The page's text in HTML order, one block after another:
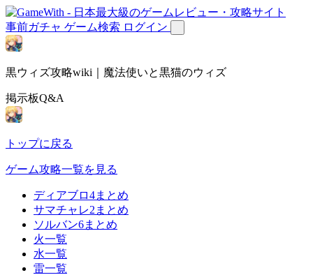
事前ガチャ ゲーム検索 ログイン
黒ウィズ攻略wiki｜魔法使いと黒猫のウィズ
掲示板Q&A
トップに戻る
ゲーム攻略一覧を見る
ディアブロ4まとめ
サマチャレ2まとめ
ソルバン6まとめ
火一覧
水一覧
雷一覧